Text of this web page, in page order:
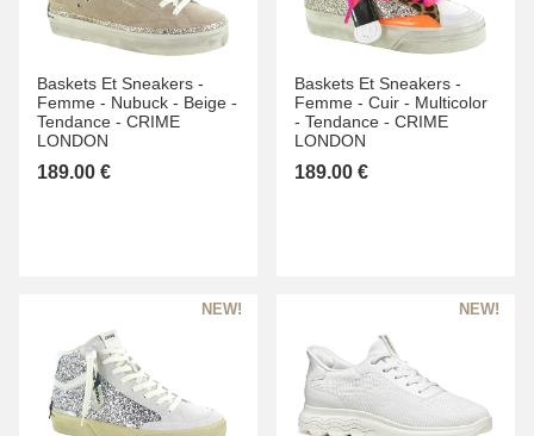
Baskets Et Sneakers -
Femme - Nubuck - Beige -
Tendance - CRIME
LONDON
189.00 €
Baskets Et Sneakers -
Femme - Cuir - Multicolor
- Tendance - CRIME
LONDON
189.00 €